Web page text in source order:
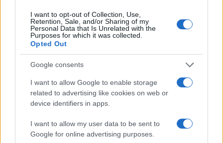
I want to opt-out of Collection, Use,
Retention, Sale, and/or Sharing of my
Personal Data that Is Unrelated with the
Purposes for which it was collected.
Opted Out
Google consents
I want to allow Google to enable storage
related to advertising like cookies on web or
device identifiers in apps.
I want to allow my user data to be sent to
Google for online advertising purposes.
Guía completa para crear y gestionar wallets de
criptomonedas
Diego Martín · 30 Jun 2026